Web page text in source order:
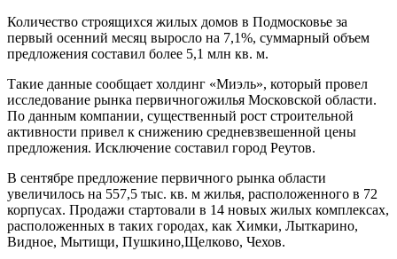
Количество строящихся жилых домов в Подмосковье за
первый осенний месяц выросло на 7,1%, суммарный объем
предложения составил более 5,1 млн кв. м.
Такие данные сообщает холдинг «Миэль», который провел
исследование рынка первичногожилья Московской области.
По данным компании, существенный рост строительной
активности привел к снижению средневзвешенной цены
предложения. Исключение составил город Реутов.
В сентябре предложение первичного рынка области
увеличилось на 557,5 тыс. кв. м жилья, расположенного в 72
корпусах. Продажи стартовали в 14 новых жилых комплексах,
расположенных в таких городах, как Химки, Лыткарино,
Видное, Мытищи, Пушкино,Щелково, Чехов.